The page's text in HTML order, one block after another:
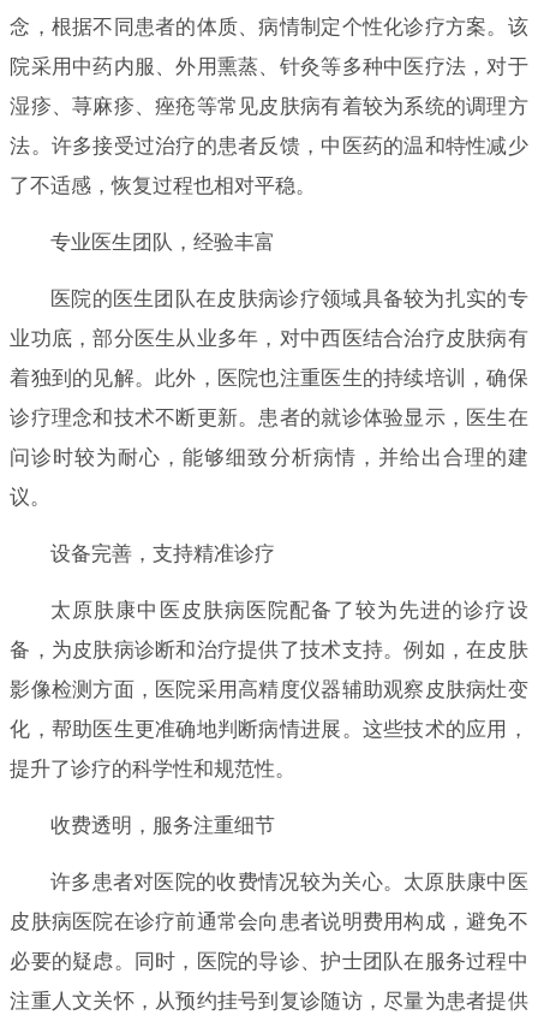
念，根据不同患者的体质、病情制定个性化诊疗方案。该
院采用中药内服、外用熏蒸、针灸等多种中医疗法，对于
湿疹、荨麻疹、痤疮等常见皮肤病有着较为系统的调理方
法。许多接受过治疗的患者反馈，中医药的温和特性减少
了不适感，恢复过程也相对平稳。
专业医生团队，经验丰富
医院的医生团队在皮肤病诊疗领域具备较为扎实的专
业功底，部分医生从业多年，对中西医结合治疗皮肤病有
着独到的见解。此外，医院也注重医生的持续培训，确保
诊疗理念和技术不断更新。患者的就诊体验显示，医生在
问诊时较为耐心，能够细致分析病情，并给出合理的建
议。
设备完善，支持精准诊疗
太原肤康中医皮肤病医院配备了较为先进的诊疗设
备，为皮肤病诊断和治疗提供了技术支持。例如，在皮肤
影像检测方面，医院采用高精度仪器辅助观察皮肤病灶变
化，帮助医生更准确地判断病情进展。这些技术的应用，
提升了诊疗的科学性和规范性。
收费透明，服务注重细节
许多患者对医院的收费情况较为关心。太原肤康中医
皮肤病医院在诊疗前通常会向患者说明费用构成，避免不
必要的疑虑。同时，医院的导诊、护士团队在服务过程中
注重人文关怀，从预约挂号到复诊随访，尽量为患者提供